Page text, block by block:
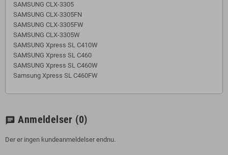
SAMSUNG CLX-3305
SAMSUNG CLX-3305FN
SAMSUNG CLX-3305FW
SAMSUNG CLX-3305W
SAMSUNG Xpress SL C410W
SAMSUNG Xpress SL C460
SAMSUNG Xpress SL C460W
Samsung Xpress SL C460FW
chat Anmeldelser (0)
Der er ingen kundeanmeldelser endnu.